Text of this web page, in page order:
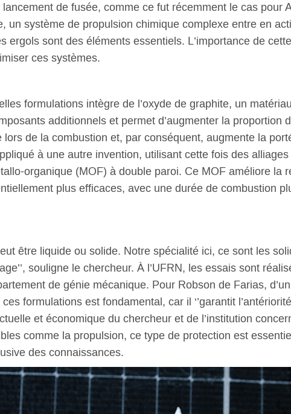
de fusée, comme ce fut récemment le cas pour
un système de propulsion chimique complexe entre en
ergols sont des éléments essentiels. L’importance de
ces systèmes.
formulations intègre de l’oxyde de graphite, un
additionnels et permet d’augmenter la proportion
lors de la combustion et, par conséquent, augmente la
à une autre invention, utilisant cette fois des
organique (MOF) à double paroi. Ce MOF améliore la
plus efficaces, avec une durée de combustion
être liquide ou solide. Notre spécialité ici, ce sont les
souligne le chercheur. À l’UFRN, les essais sont
de génie mécanique. Pour Robson de Farias,
formulations est fondamental, car il ‘’garantit
et économique du chercheur et de l’institution
comme la propulsion, ce type de protection est
des connaissances.